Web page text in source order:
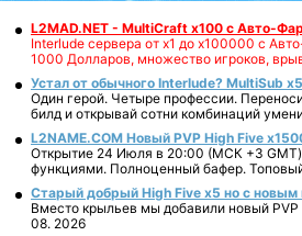
L2MAD.NET - MultiCraft x100 с Авто-
Interlude сервера от х1 до х100000 с
1000 Долларов, множество игроков,
Устал от обычного Interlude? MultiSub
Один герой. Четыре профессии.
билд и открывай сотни комбинаций
L2NAME.COM Новый PVP High Five
Открытие 24 Июля в 20:00 (МСК +3
функциями. Полноценный бафер.
Старый добрый High Five x5 но с новым
Вместо крыльев мы добавили новый PVP
08. 2026